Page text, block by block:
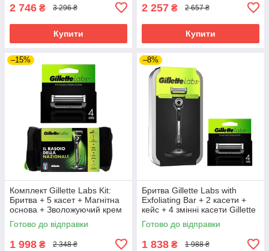
2 746 ₴ 3 296 ₴
Купити
2 257 ₴ 2 657 ₴
Купити
–15%
Комплект Gillette Labs Kit:
Бритва + 5 касет + Магнітна
основа + Зволожуючий крем
100 мл + Сумка
Готово до відправки
1 998 ₴ 2 348 ₴
–8%
Бритва Gillette Labs with
Exfoliating Bar + 2 касети +
кейс + 4 змінні касети Gillette
Labs
Готово до відправки
1 838 ₴ 1 988 ₴